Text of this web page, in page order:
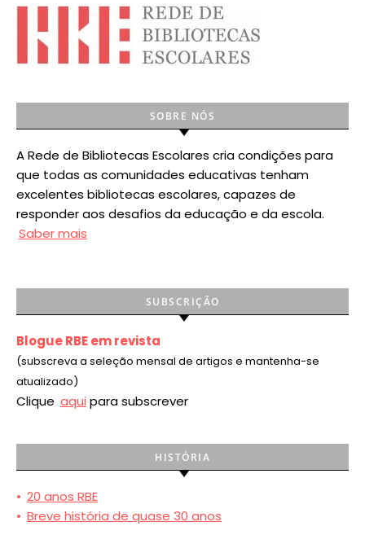
SOBRE NÓS
A Rede de Bibliotecas Escolares cria condições para
que todas as comunidades educativas tenham
excelentes bibliotecas escolares, capazes de
responder aos desafios da educação e da escola.
Saber mais
SUBSCRIÇÃO
Blogue RBE em revista
(subscreva a seleção mensal de artigos e mantenha-se
atualizado)
Clique aqui para subscrever
HISTÓRIA
• 20 anos RBE
• Breve história de quase 30 anos